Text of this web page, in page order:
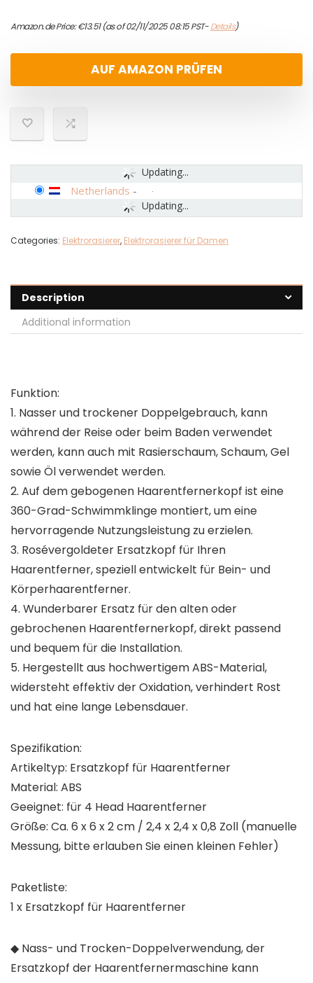
Amazon.de Price:€13.51(as of 02/11/2025 08:15 PST-Details)
AUF AMAZON PRÜFEN
Updating...
Updating...
Netherlands -
Categories: Elektrorasierer, Elektrorasierer für Damen
Description
Additional information
Funktion:
1. Nasser und trockener Doppelgebrauch, kann
während der Reise oder beim Baden verwendet
werden, kann auch mit Rasierschaum, Schaum, Gel
sowie Öl verwendet werden.
2. Auf dem gebogenen Haarentfernerkopf ist eine
360-Grad-Schwimmklinge montiert, um eine
hervorragende Nutzungsleistung zu erzielen.
3. Rosévergoldeter Ersatzkopf für Ihren
Haarentferner, speziell entwickelt für Bein- und
Körperhaarentferner.
4. Wunderbarer Ersatz für den alten oder
gebrochenen Haarentfernerkopf, direkt passend
und bequem für die Installation.
5. Hergestellt aus hochwertigem ABS-Material,
widersteht effektiv der Oxidation, verhindert Rost
und hat eine lange Lebensdauer.
Spezifikation:
Artikeltyp: Ersatzkopf für Haarentferner
Material: ABS
Geeignet: für 4 Head Haarentferner
Größe: Ca. 6 x 6 x 2 cm / 2,4 x 2,4 x 0,8 Zoll (manuelle
Messung, bitte erlauben Sie einen kleinen Fehler)
Paketliste:
1 x Ersatzkopf für Haarentferner
◆ Nass- und Trocken-Doppelverwendung, der
Ersatzkopf der Haarentfernermaschine kann